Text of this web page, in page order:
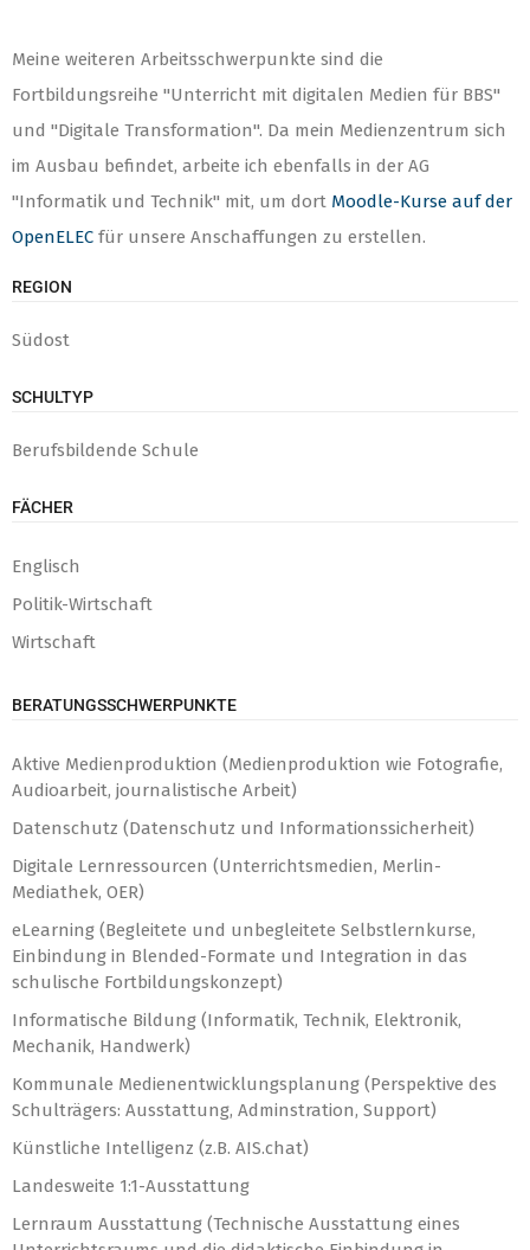
Meine weiteren Arbeitsschwerpunkte sind die
Fortbildungsreihe "Unterricht mit digitalen Medien für BBS"
und "Digitale Transformation". Da mein Medienzentrum sich
im Ausbau befindet, arbeite ich ebenfalls in der AG
"Informatik und Technik" mit, um dort Moodle-Kurse auf der
OpenELEC für unsere Anschaffungen zu erstellen.
REGION
Südost
SCHULTYP
Berufsbildende Schule
FÄCHER
Englisch
Politik-Wirtschaft
Wirtschaft
BERATUNGSSCHWERPUNKTE
Aktive Medienproduktion (Medienproduktion wie Fotografie,
Audioarbeit, journalistische Arbeit)
Datenschutz (Datenschutz und Informationssicherheit)
Digitale Lernressourcen (Unterrichtsmedien, Merlin-
Mediathek, OER)
eLearning (Begleitete und unbegleitete Selbstlernkurse,
Einbindung in Blended-Formate und Integration in das
schulische Fortbildungskonzept)
Informatische Bildung (Informatik, Technik, Elektronik,
Mechanik, Handwerk)
Kommunale Medienentwicklungsplanung (Perspektive des
Schulträgers: Ausstattung, Adminstration, Support)
Künstliche Intelligenz (z.B. AIS.chat)
Landesweite 1:1-Ausstattung
Lernraum Ausstattung (Technische Ausstattung eines